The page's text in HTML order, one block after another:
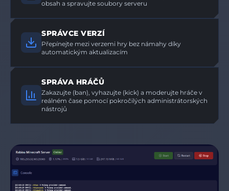
obsah a spravujte soubory serveru
SPRÁVCE VERZÍ
Přepínejte mezi verzemi hry bez námahy díky
automatickým aktualizacím
SPRÁVA HRÁČŮ
Zakazujte (ban), vyhazujte (kick) a moderujte hráče v
reálném čase pomocí pokročilých administrátorských
nástrojů